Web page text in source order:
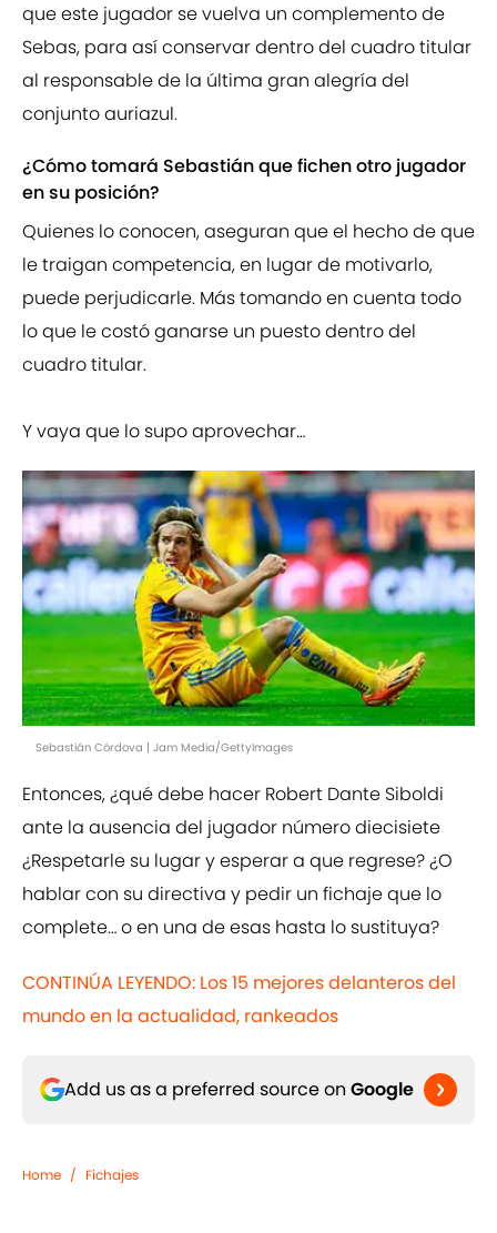
que este jugador se vuelva un complemento de
Sebas, para así conservar dentro del cuadro titular
al responsable de la última gran alegría del
conjunto auriazul.
¿Cómo tomará Sebastián que fichen otro jugador
en su posición?
Quienes lo conocen, aseguran que el hecho de que
le traigan competencia, en lugar de motivarlo,
puede perjudicarle. Más tomando en cuenta todo
lo que le costó ganarse un puesto dentro del
cuadro titular.
Y vaya que lo supo aprovechar…
Sebastián Córdova | Jam Media/GettyImages
Entonces, ¿qué debe hacer Robert Dante Siboldi
ante la ausencia del jugador número diecisiete
¿Respetarle su lugar y esperar a que regrese? ¿O
hablar con su directiva y pedir un fichaje que lo
complete… o en una de esas hasta lo sustituya?
CONTINÚA LEYENDO: Los 15 mejores delanteros del
mundo en la actualidad, rankeados
Add us as a preferred source on Google
Home / Fichajes